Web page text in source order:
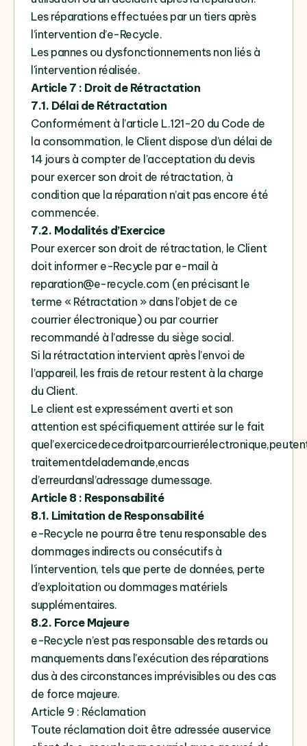
Les réparations effectuées par un tiers après
l’intervention d’e-Recycle.
Les pannes ou dysfonctionnements non liés à
l'intervention réalisée.
Article 7 : Droit de Rétractation
7.1. Délai de Rétractation
Conformément à l’article L.121-20 du Code de
la consommation, le Client dispose d’un délai de
14 jours à compter de l'acceptation du devis
pour exercer son droit de rétractation, à
condition que la réparation n’ait pas encore été
commencée.
7.2. Modalités d’Exercice
Pour exercer son droit de rétractation, le Client
doit informer e-Recycle par e-mail à
reparation@e-recycle.com (en précisant le
terme « Rétractation » dans l’objet de ce
courrier électronique) ou par courrier
recommandé à l’adresse du siège social.
Si la rétractation intervient après l’envoi de
l’appareil, les frais de retour restent à la charge
du Client.
Le client est expressément averti et son
attention est spécifiquement attirée sur le fait
que l’exercicedecedroitparcourrierélectronique,peut
traitementdelademande,encas
d’erreurdansl’adressage dumessage.
Article 8 : Responsabilité
8.1. Limitation de Responsabilité
e-Recycle ne pourra être tenu responsable des
dommages indirects ou consécutifs à
l’intervention, tels que perte de données, perte
d’exploitation ou dommages matériels
supplémentaires.
8.2. Force Majeure
e-Recycle n’est pas responsable des retards ou
manquements dans l'exécution des réparations
dus à des circonstances imprévisibles ou des cas
de force majeure.
Article 9 : Réclamation
Toute réclamation doit être adressée auservice